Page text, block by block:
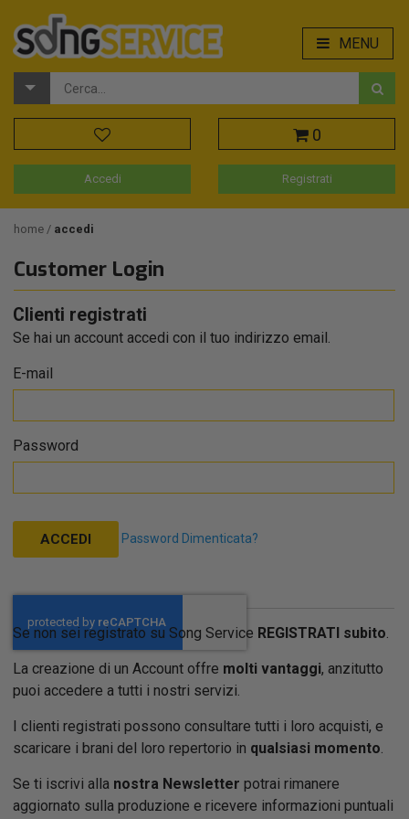
MENU
0
Accedi Registrati
home accedi
Customer Login
Clienti registrati
Se hai un account accedi con il tuo indirizzo email.
E-mail
Password
ACCEDI Password Dimenticata?
Se non sei registrato su Song Service REGISTRATI subito.
La creazione di un Account offre molti vantaggi, anzitutto
puoi accedere a tutti i nostri servizi.
I clienti registrati possono consultare tutti i loro acquisti, e
scaricare i brani del loro repertorio in qualsiasi momento.
Se ti iscrivi alla nostra Newsletter potrai rimanere
aggiornato sulla produzione e ricevere informazioni puntuali